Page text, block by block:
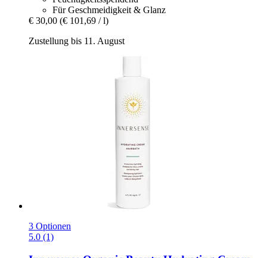
Für Geschmeidigkeit & Glanz
€ 30,00 (€ 101,69 / l)
Zustellung bis 11. August
3 Optionen
5.0 (1)